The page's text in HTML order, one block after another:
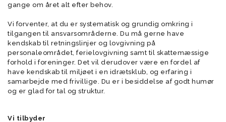
gange om året alt efter behov.
Vi forventer, at du er systematisk og grundig omkring i
tilgangen til ansvarsområderne. Du må gerne have
kendskab til retningslinjer og lovgivning på
personaleområdet, ferielovgivning samt til skattemæssige
forhold i foreninger. Det vil derudover være en fordel af
have kendskab til miljøet i en idrætsklub, og erfaring i
samarbejde med frivillige. Du er i besiddelse af godt humør
og er glad for tal og struktur.
Vi tilbyder